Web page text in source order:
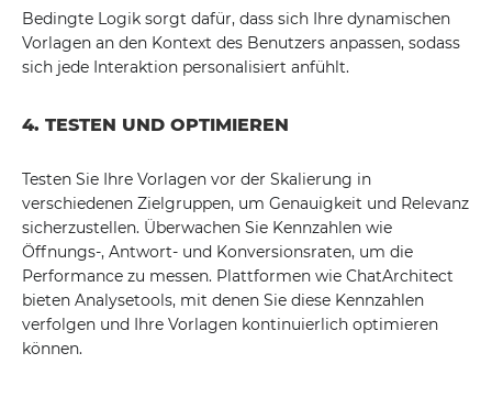
Bedingte Logik sorgt dafür, dass sich Ihre dynamischen
Vorlagen an den Kontext des Benutzers anpassen, sodass
sich jede Interaktion personalisiert anfühlt.
4. TESTEN UND OPTIMIEREN
Testen Sie Ihre Vorlagen vor der Skalierung in
verschiedenen Zielgruppen, um Genauigkeit und Relevanz
sicherzustellen. Überwachen Sie Kennzahlen wie
Öffnungs-, Antwort- und Konversionsraten, um die
Performance zu messen. Plattformen wie ChatArchitect
bieten Analysetools, mit denen Sie diese Kennzahlen
verfolgen und Ihre Vorlagen kontinuierlich optimieren
können.